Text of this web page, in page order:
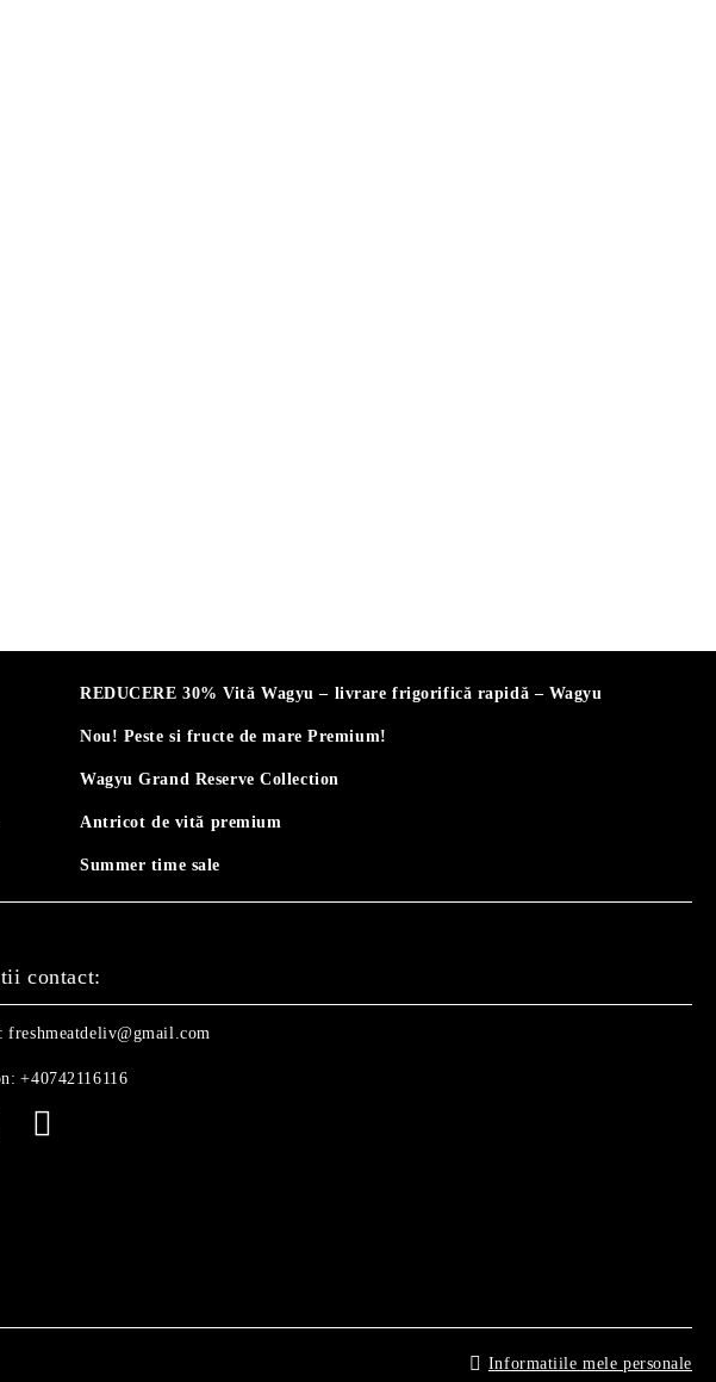
REDUCERE 30% Vită Wagyu – livrare frigorifică rapidă – Wagyu
Nou! Peste si fructe de mare Premium!
Wagyu Grand Reserve Collection
Antricot de vită premium
Summer time sale
contact:
freshmeatdeliv@gmail.com
+40742116116
Informatiile mele personale